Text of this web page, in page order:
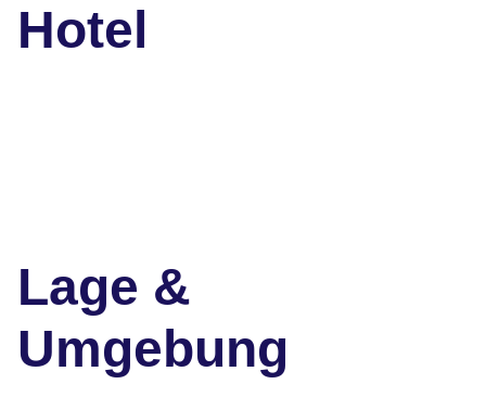
Hotel
Lage &
Umgebung